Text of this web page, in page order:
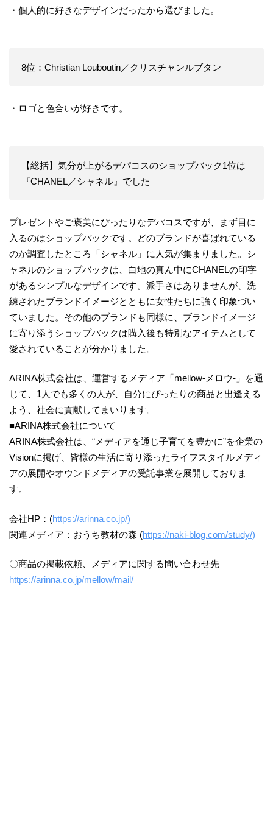
・個人的に好きなデザインだったから選びました。
8位：Christian Louboutin／クリスチャンルブタン
・ロゴと色合いが好きです。
【総括】気分が上がるデパコスのショップバック1位は
『CHANEL／シャネル』でした
プレゼントやご褒美にぴったりなデパコスですが、まず目に
入るのはショップバックです。どのブランドが喜ばれている
のか調査したところ「シャネル」に人気が集まりました。シ
ャネルのショップバックは、白地の真ん中にCHANELの印字
があるシンプルなデザインです。派手さはありませんが、洗
練されたブランドイメージとともに女性たちに強く印象づい
ていました。その他のブランドも同様に、ブランドイメージ
に寄り添うショップバックは購入後も特別なアイテムとして
愛されていることが分かりました。
ARINA株式会社は、運営するメディア「mellow-メロウ-」を通
じて、1人でも多くの人が、自分にぴったりの商品と出逢える
よう、社会に貢献してまいります。
■ARINA株式会社について
ARINA株式会社は、“メディアを通じ子育てを豊かに”を企業の
Visionに掲げ、皆様の生活に寄り添ったライフスタイルメディ
アの展開やオウンドメディアの受託事業を展開しておりま
す。
会社HP：(https://arinna.co.jp/)
関連メディア：おうち教材の森 (https://naki-blog.com/study/)
〇商品の掲載依頼、メディアに関する問い合わせ先
https://arinna.co.jp/mellow/mail/